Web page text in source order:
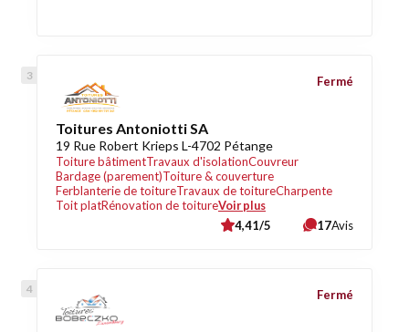
Toitures Antoniotti SA
19 Rue Robert Krieps L-4702 Pétange
Toiture bâtimentTravaux d'isolationCouvreur
Bardage (parement)Toiture & couverture
Ferblanterie de toitureTravaux de toitureCharpente
Toit platRénovation de toitureVoir plus
Fermé
4,41/5 17Avis
Fermé